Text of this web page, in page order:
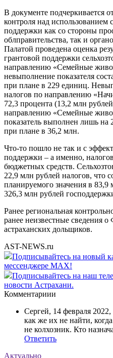
В документе подчеркивается
контроля над использованием
поддержки как со стороны
облправительства, так и
Палатой проведена оценка
грантовой поддержки
направлению «Семейные
невыполнение показателя
при плане в 229 единиц.
налогов по направлению
72,3 процента (13,2 млн
направлению «Семейные
показатель выполнен лишь на
при плане в 36,2 млн.
Что-то пошло не так и с
поддержки – а именно,
бюджетных средств.
22,9 млн рублей налогов, что
планируемого значения в
326,3 млн рублей
Ранее региональная
ранее неизвестные сведения
астраханских дольщиков.
AST-NEWS.ru
Подписывайтесь на новый
мессенджере MAX!
Подписывайтесь на наш
новости Астрахани.
Комментариии
Сергей, 14 февраля 2022,
как же их не найти,
не колхозник. Кто
Ответить
Актуально